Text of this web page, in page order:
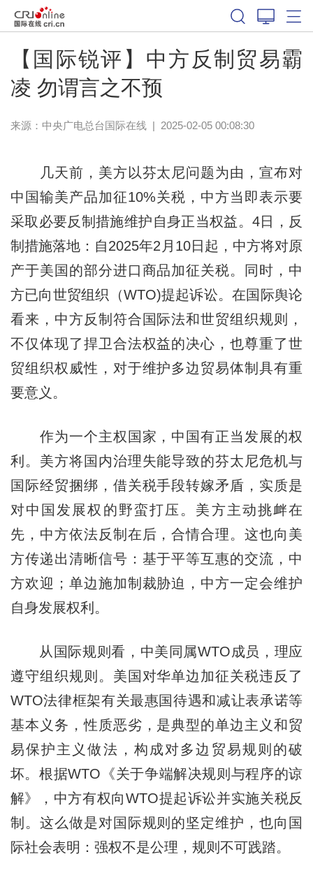
【国际锐评】中方反制贸易霸
凌 勿谓言之不预
来源：中央广电总台国际在线| 2025-02-05 00:08:30
几天前，美方以芬太尼问题为由，宣布对
中国输美产品加征10%关税，中方当即表示要
采取必要反制措施维护自身正当权益。4日，反
制措施落地：自2025年2月10日起，中方将对原
产于美国的部分进口商品加征关税。同时，中
方已向世贸组织（WTO)提起诉讼。在国际舆论
看来，中方反制符合国际法和世贸组织规则，
不仅体现了捍卫合法权益的决心，也尊重了世
贸组织权威性，对于维护多边贸易体制具有重
要意义。
作为一个主权国家，中国有正当发展的权
利。美方将国内治理失能导致的芬太尼危机与
国际经贸捆绑，借关税手段转嫁矛盾，实质是
对中国发展权的野蛮打压。美方主动挑衅在
先，中方依法反制在后，合情合理。这也向美
方传递出清晰信号：基于平等互惠的交流，中
方欢迎；单边施加制裁胁迫，中方一定会维护
自身发展权利。
从国际规则看，中美同属WTO成员，理应
遵守组织规则。美国对华单边加征关税违反了
WTO法律框架有关最惠国待遇和减让表承诺等
基本义务，性质恶劣，是典型的单边主义和贸
易保护主义做法，构成对多边贸易规则的破
坏。根据WTO《关于争端解决规则与程序的谅
解》，中方有权向WTO提起诉讼并实施关税反
制。这么做是对国际规则的坚定维护，也向国
际社会表明：强权不是公理，规则不可践踏。